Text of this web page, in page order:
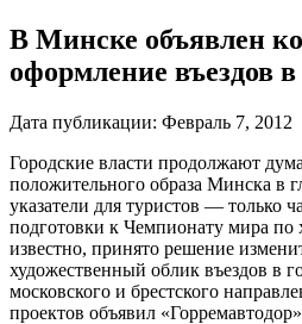
В Минске объявлен
оформление въездов в
Дата публикации: Февраль 7, 2012
Городские власти продолжают
положительного образа Минска в
указатели для туристов — только
подготовки к Чемпионату мира по
известно, принято решение
художественный облик въездов в
московского и брестского
проектов объявил